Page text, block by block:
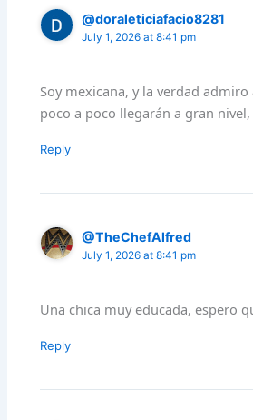
@doraleticiafacio8281
July 1, 2026 at 8:41 pm
Soy mexicana, y la verdad admiro
poco a poco llegarán a gran
Reply
@TheChefAlfred
July 1, 2026 at 8:41 pm
Una chica muy educada, espero
Reply